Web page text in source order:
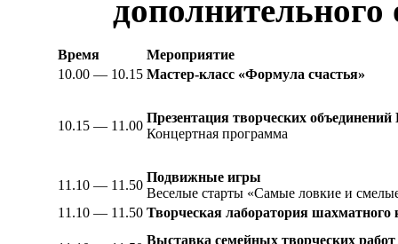
Время
Мероприятие
10.00 — 10.15 Мастер-класс «Формула счастья»
10.15 — 11.00
Презентация творческих
Концертная программа
11.10 — 11.50
Подвижные игры
Веселые старты «Самые ловкие и
11.10 — 11.50 Творческая лаборатория шахматного
Выставка семейных творческих